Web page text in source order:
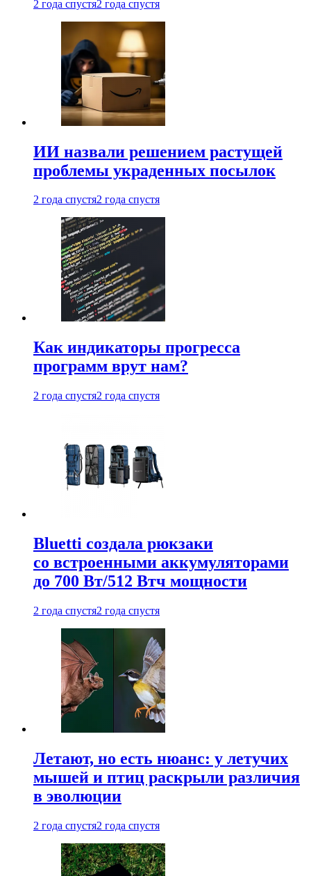
2 года спустя2 года спустя
ИИ назвали решением растущей
проблемы украденных посылок
2 года спустя2 года спустя
Как индикаторы прогресса
программ врут нам?
2 года спустя2 года спустя
Bluetti создала рюкзаки
со встроенными аккумуляторами
до 700 Вт/512 Втч мощности
2 года спустя2 года спустя
Летают, но есть нюанс: у летучих
мышей и птиц раскрыли различия
в эволюции
2 года спустя2 года спустя